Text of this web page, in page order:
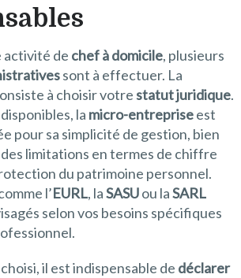
activité de chef à domicile, plusieurs
sont à effectuer. La
à choisir votrestatut juridique.
la micro-entrepriseest
pour sa simplicité de gestion, bien
limitations en termes de chiffre
du patrimoine personnel.
l’EURL, laSASUou laSARL
selon vos besoins spécifiques
il est indispensable de déclarer